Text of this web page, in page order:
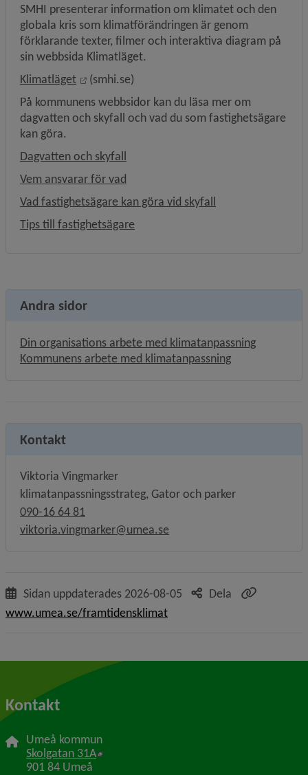
SMHI presenterar information om klimatet och den
globala kris som klimatförändringen är genom
förklarande texter, filmer och interaktiva diagram på
sin webbsida Klimatläget.
Klimatläget
Länk till annan webbplats, öppnas i nytt
(smhi.se)
På kommunens webbsidor kan du läsa mer om
dagvatten och skyfall och vad du som fastighetsägare
kan göra.
Dagvatten och skyfall
Vem ansvarar för vad
Vad fastighetsägare kan göra vid skyfall
Tips till fastighetsägare
Andra sidor
Din organisations arbete med klimatanpassning
Kommunens arbete med klimatanpassning
Kontakt
Viktoria Vingmarker
klimatanpassningsstrateg, Gator och parker
090-16 64 81
viktoria.vingmarker@umea.se
Sidan uppdaterades 2026-08-05
Dela
www.umea.se/framtidensklimat
Kontakt
Umeå kommun
Skolgatan 31A Länk till annan webbplats, öppnas i nytt
901 84 Umeå